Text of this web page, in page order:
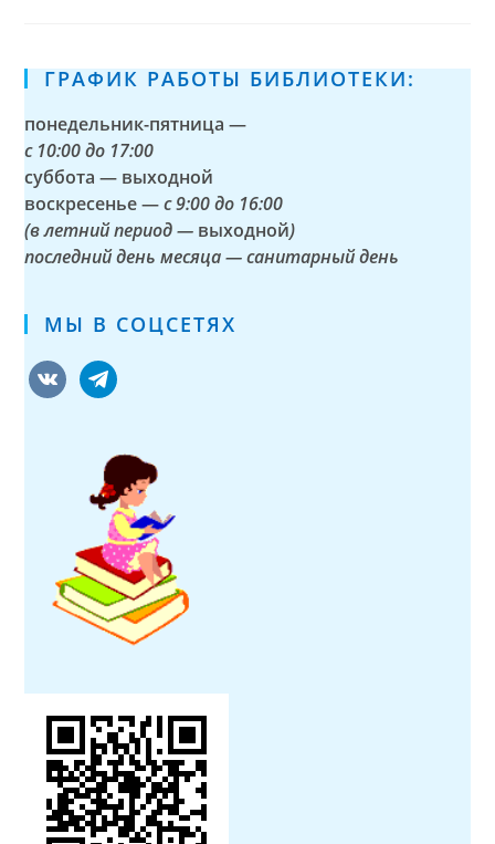
ГРАФИК РАБОТЫ БИБЛИОТЕКИ:
понедельник-пятница —
с 10:00 до 17:00
суббота — выходной
воскресенье —с 9:00 до 16:00
(в летний период — выходной)
последний день месяца — санитарный день
МЫ В СОЦСЕТЯХ
vkontaktetelegram